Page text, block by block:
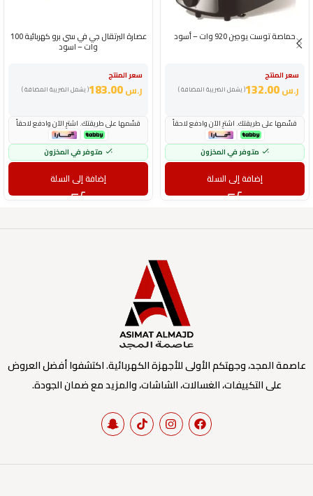
حماصة توست يوجين 920 وات – أسود
سعر المنتج
( يشمل الضريبة المضافة ) ر.س
قسّمها على طريقتك. اشترِ الآن وادفع لاحقاً
متوفر في المخزون
إضافة إلى السلة
عصارة البرتقال جي في سي برو كهربائية 100
وات – اسود
سعر المنتج
( يشمل الضريبة المضافة ) ر.س
قسّمها على طريقتك. اشترِ الآن وادفع لاحقاً
متوفر في المخزون
إضافة إلى السلة
عاصمة المجد، وجهتكم الأولى للأجهزة الكهربائية. اكتشفوا أفضل العروض
على التكييفات، الغسالات، الشاشات، والمزيد مع ضمان الجودة.